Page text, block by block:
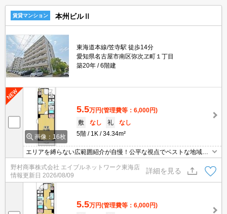
賃貸マンション 本州ビルⅡ
東海道本線/笠寺駅 徒歩14分
愛知県名古屋市南区弥次ヱ町１丁目
築20年
6階建
画像：16枚
5.5万円(管理費等：6,000円)
敷
なし 礼
なし
5階
1K 34.34m²
エリアを縛らない広範囲紹介が自慢！公平な視点でベストな地域を
ご提案します。現地集合・オンライン対応！
野村商事株式会社 エイブルネットワーク東海店
情報更新日 2026/08/09
詳細を見る
5.5万円(管理費等：6,000円)